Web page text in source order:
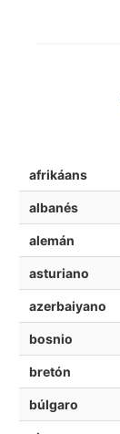
afrikáans
albanés
alemán
asturiano
azerbaiyano
bosnio
bretón
búlgaro